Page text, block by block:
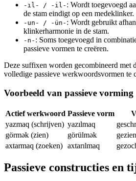
-ıl- / -il- : Wordt toegevoegd
de stam eindigt op een medeklinker.
-un- / -ün- : Wordt gebruikt
klinkerharmonie in de stam.
-n- : Soms toegevoegd in
passieve vormen te creëren.
Deze suffixen worden gecombineerd met
volledige passieve werkwoordsvormen te
Voorbeeld van passieve vorming
Actief werkwoord Passieve vorm
yazmaq (schrijven) yazılmaq
görmək (zien)
görülmək
axtarmaq (zoeken) axtarılmaq
Passieve constructies en